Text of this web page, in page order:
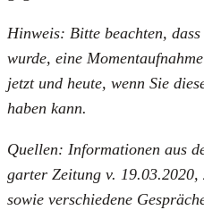
Hin­weis: Bit­te beach­ten,
wur­de, eine
jetzt und heu­te, wenn Sie
haben kann.
Quel­len: Infor­ma­tio­nen aus
gar­ter Zei­tung v.
sowie ver­schie­de­ne